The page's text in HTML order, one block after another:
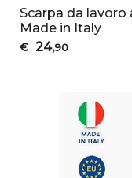
Scarpa da lavoro
Made in Italy
€ 24,90